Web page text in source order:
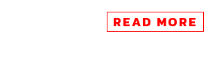
READ MORE